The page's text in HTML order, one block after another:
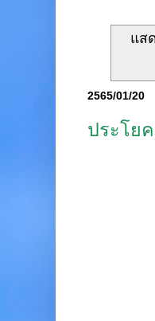
แส
2565/01/20
ประโย